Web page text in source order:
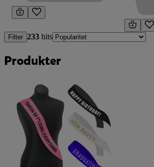
Filter 233 hits
Produkter